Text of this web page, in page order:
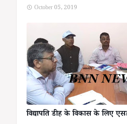
October 05, 2019
विद्यापति डीह के विकास के लिए